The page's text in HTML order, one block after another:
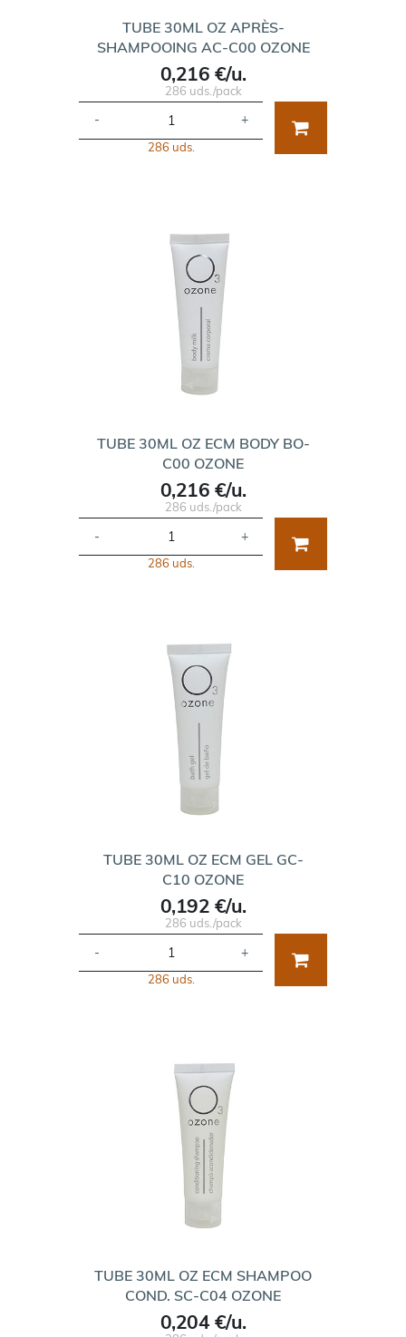
TUBE 30ML OZ APRÈS-
SHAMPOOING AC-C00 OZONE
0,216 €/u.
286 uds./pack
- +
286 uds.
TUBE 30ML OZ ECM BODY BO-
C00 OZONE
0,216 €/u.
286 uds./pack
- +
286 uds.
TUBE 30ML OZ ECM GEL GC-
C10 OZONE
0,192 €/u.
286 uds./pack
- +
286 uds.
TUBE 30ML OZ ECM SHAMPOO
COND. SC-C04 OZONE
0,204 €/u.